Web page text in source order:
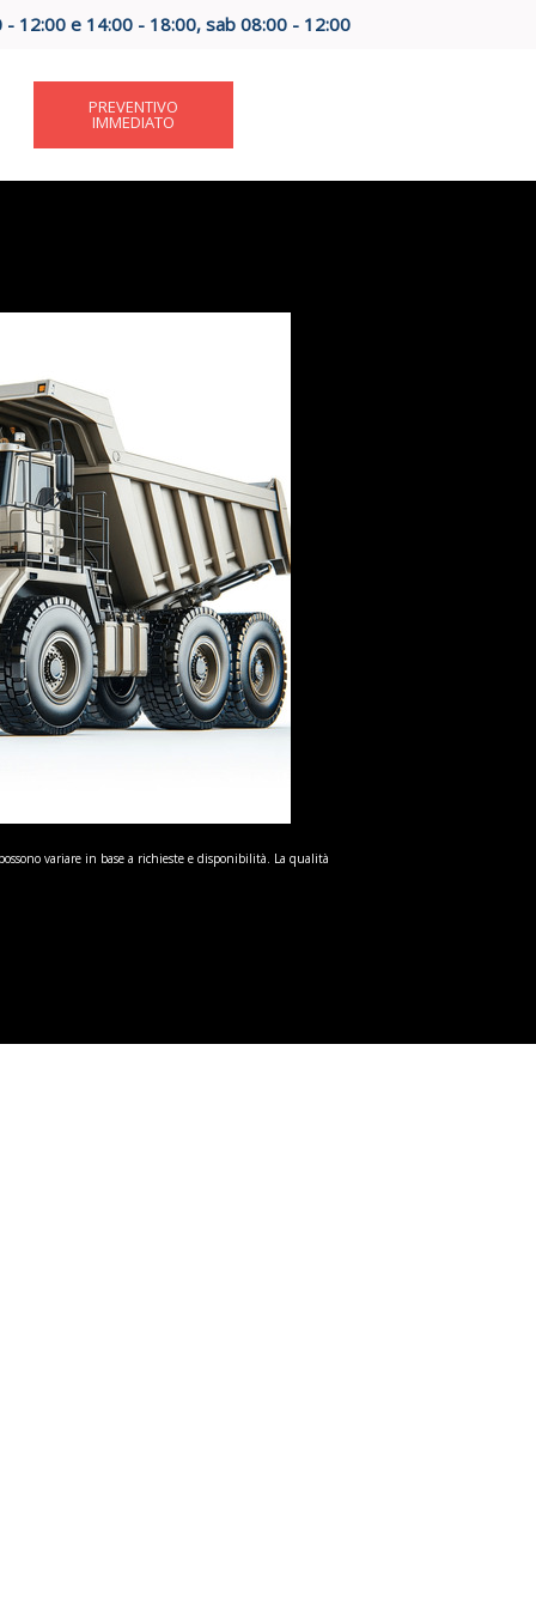
- 12:00 e 14:00 - 18:00, sab 08:00 - 12:00
PREVENTIVO
IMMEDIATO
variare in base a richieste e disponibilità. La qualità